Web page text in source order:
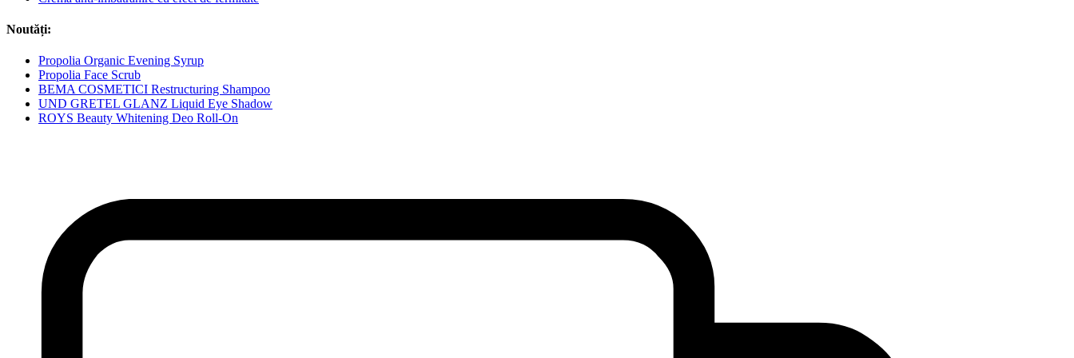
Noutăți:
Propolia Organic Evening Syrup
Propolia Face Scrub
BEMA COSMETICI Restructuring Shampoo
UND GRETEL GLANZ Liquid Eye Shadow
ROYS Beauty Whitening Deo Roll-On